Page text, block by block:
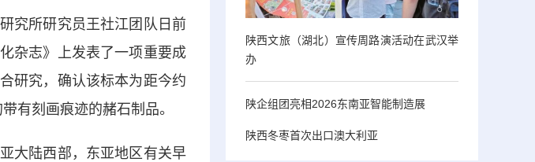
究所研究员王社江团队日前
杂志》上发表了一项重要成
研究，确认该标本为距今约
有刻画痕迹的赭石制品。
大陆西部，东亚地区有关早
陕西文旅（湖北）宣传周路演活动在武汉举
办
陕企组团亮相2026东南亚智能制造展
陕西冬枣首次出口澳大利亚